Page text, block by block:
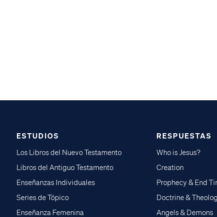
ESTUDIOS
Los Libros del Nuevo Testamento
Libros del Antiguo Testamento
Enseñanzas Individuales
Series de Tópico
Enseñanza Femenina
RESPUESTAS
Who is Jesus?
Creation
Prophecy & End
Doctrine &
Angels & Demons